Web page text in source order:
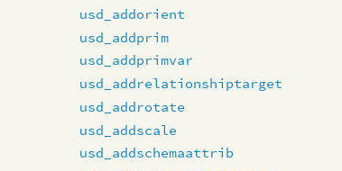
usd_addorient
usd_addprim
usd_addprimvar
usd_addrelationshiptarget
usd_addrotate
usd_addscale
usd_addschemaattrib